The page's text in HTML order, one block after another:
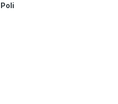
Poli